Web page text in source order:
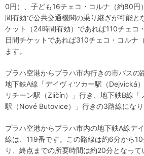
0円）、子ども16チェコ・コルナ（約80円
間有効で公共交通機関の乗り継ぎが可能と
ケット（24時間有効）であれば110チェコ
日間チケットであれば310チェコ・コルナ
ます。
プラハ空港からプラハ市内行きの市バスの
地下鉄A線「デイヴィツカー駅（Dejvická
リチーン駅（Zličín）」行き、地下鉄B線「
駅（Nové Butovice）」行きの3路線になり
プラハ空港からプラハ市内の地下鉄A線デ
線は、119番です。この路線は約6分から
り、終点までの所要時間は約20分となっ